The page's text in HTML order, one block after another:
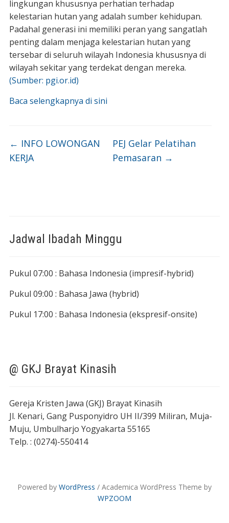
lingkungan khususnya perhatian terhadap
kelestarian hutan yang adalah sumber kehidupan.
Padahal generasi ini memiliki peran yang sangatlah
penting dalam menjaga kelestarian hutan yang
tersebar di seluruh wilayah Indonesia khususnya di
wilayah sekitar yang terdekat dengan mereka.
(Sumber: pgi.or.id)
Baca selengkapnya di sini
← INFO LOWONGAN
KERJA
PEJ Gelar Pelatihan
Pemasaran →
Jadwal Ibadah Minggu
Pukul 07:00 : Bahasa Indonesia (impresif-hybrid)
Pukul 09:00 : Bahasa Jawa (hybrid)
Pukul 17:00 : Bahasa Indonesia (ekspresif-onsite)
@ GKJ Brayat Kinasih
Gereja Kristen Jawa (GKJ) Brayat Kinasih
Jl. Kenari, Gang Pusponyidro UH II/399 Miliran, Muja-
Muju, Umbulharjo Yogyakarta 55165
Telp. : (0274)-550414
Powered by WordPress / Academica WordPress Theme by
WPZOOM